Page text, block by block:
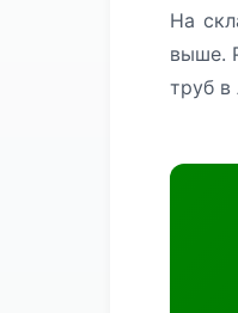
На
выше.
труб в